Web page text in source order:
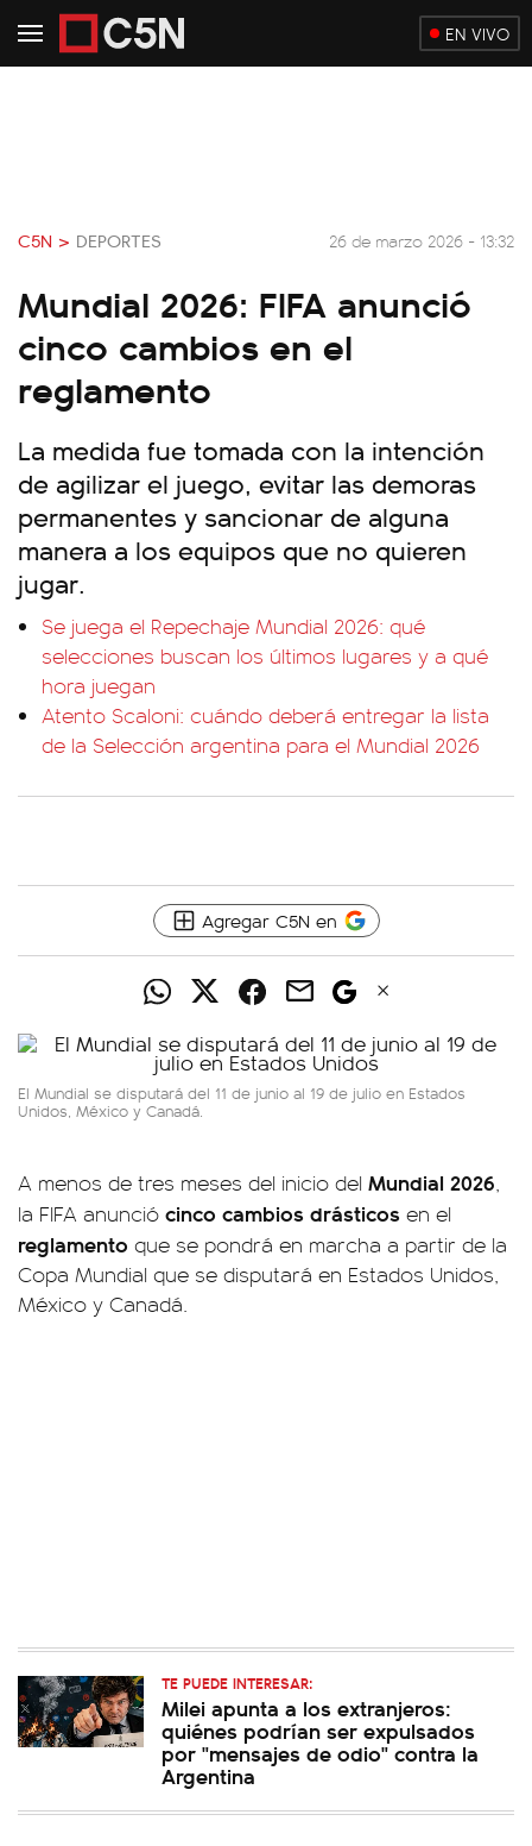
EN VIVO
C5N > DEPORTES 26 de marzo 2026 - 13:32
Mundial 2026: FIFA anunció
cinco cambios en el
reglamento
La medida fue tomada con la intención
de agilizar el juego, evitar las demoras
permanentes y sancionar de alguna
manera a los equipos que no quieren
jugar.
Se juega el Repechaje Mundial 2026: qué
selecciones buscan los últimos lugares y a qué
hora juegan
Atento Scaloni: cuándo deberá entregar la lista
de la Selección argentina para el Mundial 2026
Agregar C5N en
El Mundial se disputará del 11 de junio al 19 de julio en Estados
Unidos, México y Canadá.
A menos de tres meses del inicio del Mundial 2026,
la FIFA anunció cinco cambios drásticos en el
reglamento que se pondrá en marcha a partir de la
Copa Mundial que se disputará en Estados Unidos,
México y Canadá.
TE PUEDE INTERESAR:
Milei apunta a los extranjeros:
quiénes podrían ser expulsados
por "mensajes de odio" contra la
Argentina